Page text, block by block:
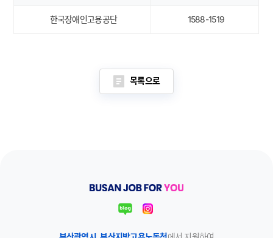
한국장애인고용공단 1588-1519
목록으로